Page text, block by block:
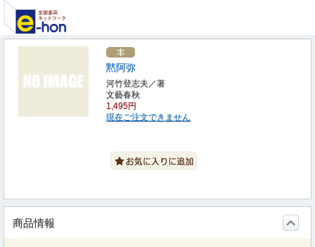
黙阿弥
河竹登志夫／著
文藝春秋
1,495円
現在ご注文できません
商品情報